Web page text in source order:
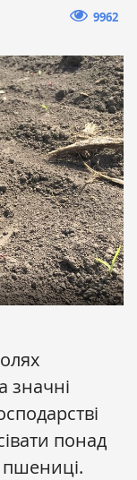
9962
значні
понад
пшениці.